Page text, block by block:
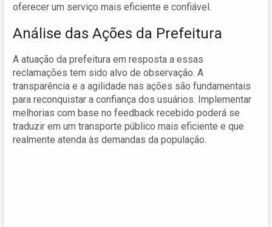
oferecer um serviço mais eficiente e confiável.
Análise das Ações da Prefeitura
A atuação da prefeitura em resposta a essas
reclamações tem sido alvo de observação. A
transparência e a agilidade nas ações são fundamentais
para reconquistar a confiança dos usuários. Implementar
melhorias com base no feedback recebido poderá se
traduzir em um transporte público mais eficiente e que
realmente atenda às demandas da população.